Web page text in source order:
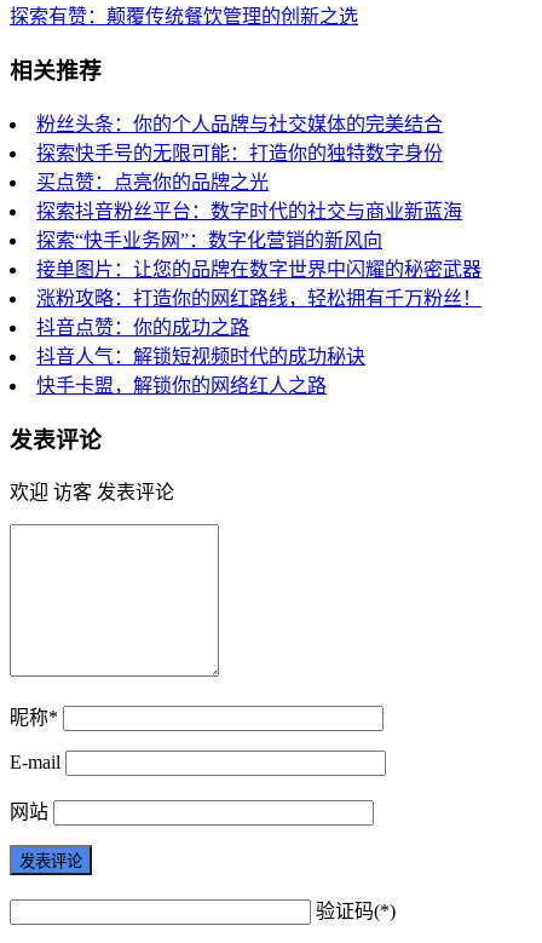
探索有赞：颠覆传统餐饮管理的创新之选
相关推荐
粉丝头条：你的个人品牌与社交媒体的完美结合
探索快手号的无限可能：打造你的独特数字身份
买点赞：点亮你的品牌之光
探索抖音粉丝平台：数字时代的社交与商业新蓝海
探索“快手业务网”：数字化营销的新风向
接单图片：让您的品牌在数字世界中闪耀的秘密武器
涨粉攻略：打造你的网红路线，轻松拥有千万粉丝！
抖音点赞：你的成功之路
抖音人气：解锁短视频时代的成功秘诀
快手卡盟，解锁你的网络红人之路
发表评论
欢迎 访客 发表评论
昵称*
E-mail
网站
验证码(*)